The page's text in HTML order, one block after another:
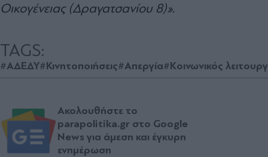
Οικογένειας (Δραγατσανίου 8)».
TAGS:
#ΑΔΕΔΥ#Κινητοποιήσεις#Απεργία#Κοινωνικός
Ακολουθήστε το
parapolitika.gr στο Google
News για άμεση και έγκυρη
ενημέρωση